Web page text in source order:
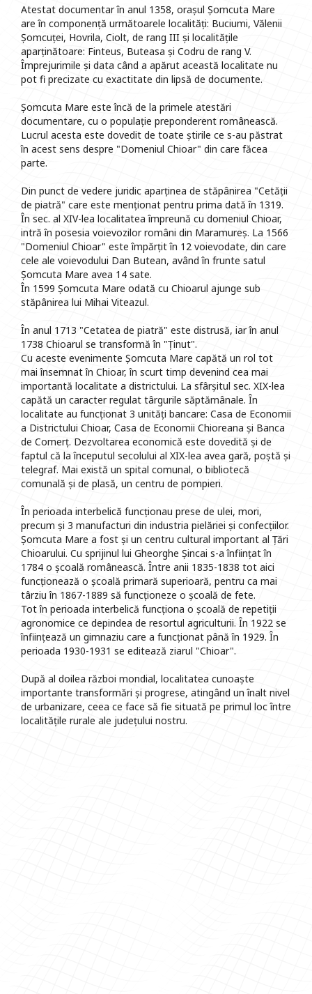
Atestat documentar în anul 1358, orașul Șomcuta Mare
are în componență următoarele localități: Buciumi, Vălenii
Șomcuței, Hovrila, Ciolt, de rang III și localitățile
aparținătoare: Finteus, Buteasa și Codru de rang V.
Împrejurimile și data când a apărut această localitate nu
pot fi precizate cu exactitate din lipsă de documente.
Șomcuta Mare este încă de la primele atestări
documentare, cu o populație preponderent românească.
Lucrul acesta este dovedit de toate știrile ce s-au păstrat
în acest sens despre "Domeniul Chioar" din care făcea
parte.
Din punct de vedere juridic aparținea de stăpânirea "Cetății
de piatră" care este menționat pentru prima dată în 1319.
În sec. al XIV-lea localitatea împreună cu domeniul Chioar,
intră în posesia voievozilor români din Maramureș. La 1566
"Domeniul Chioar" este împărțit în 12 voievodate, din care
cele ale voievodului Dan Butean, având în frunte satul
Șomcuta Mare avea 14 sate.
În 1599 Șomcuta Mare odată cu Chioarul ajunge sub
stăpânirea lui Mihai Viteazul.
În anul 1713 "Cetatea de piatră" este distrusă, iar în anul
1738 Chioarul se transformă în "Ținut".
Cu aceste evenimente Șomcuta Mare capătă un rol tot
mai însemnat în Chioar, în scurt timp devenind cea mai
importantă localitate a districtului. La sfârșitul sec. XIX-lea
capătă un caracter regulat târgurile săptămânale. În
localitate au funcționat 3 unități bancare: Casa de Economii
a Districtului Chioar, Casa de Economii Chioreana și Banca
de Comerț. Dezvoltarea economică este dovedită și de
faptul că la începutul secolului al XIX-lea avea gară, poștă și
telegraf. Mai există un spital comunal, o bibliotecă
comunală și de plasă, un centru de pompieri.
În perioada interbelică funcționau prese de ulei, mori,
precum și 3 manufacturi din industria pielăriei și confecțiilor.
Șomcuta Mare a fost și un centru cultural important al Țări
Chioarului. Cu sprijinul lui Gheorghe Șincai s-a înființat în
1784 o școală românească. Între anii 1835-1838 tot aici
funcționează o școală primară superioară, pentru ca mai
târziu în 1867-1889 să funcționeze o școală de fete.
Tot în perioada interbelică funcționa o școală de repetiții
agronomice ce depindea de resortul agriculturii. În 1922 se
înființează un gimnaziu care a funcționat până în 1929. În
perioada 1930-1931 se editează ziarul "Chioar".
După al doilea război mondial, localitatea cunoaște
importante transformări și progrese, atingând un înalt nivel
de urbanizare, ceea ce face să fie situată pe primul loc între
localitățile rurale ale județului nostru.